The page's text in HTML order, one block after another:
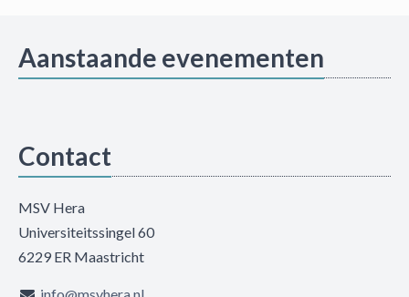
Aanstaande evenementen
Contact
MSV Hera
Universiteitssingel 60
6229 ER Maastricht
info@msvhera.nl